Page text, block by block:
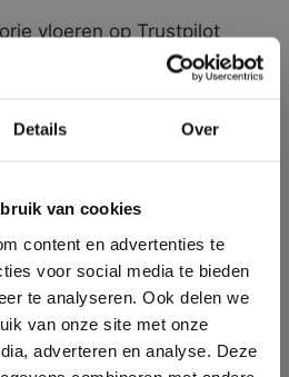
Details Over
van cookies
content en advertenties te
voor social media te bieden
te analyseren. Ook delen we
van onze site met onze
adverteren en analyse. Deze
vloeren op Trustpilot
een passende offerte
showroom
maakt
van cookies.
was deleted and is no
Please contact the website
gebruikt cookies om de
te verbeteren. Door
van onze website geeft u
voor alle cookies in
met ons cookiebeleid.Lees
verder